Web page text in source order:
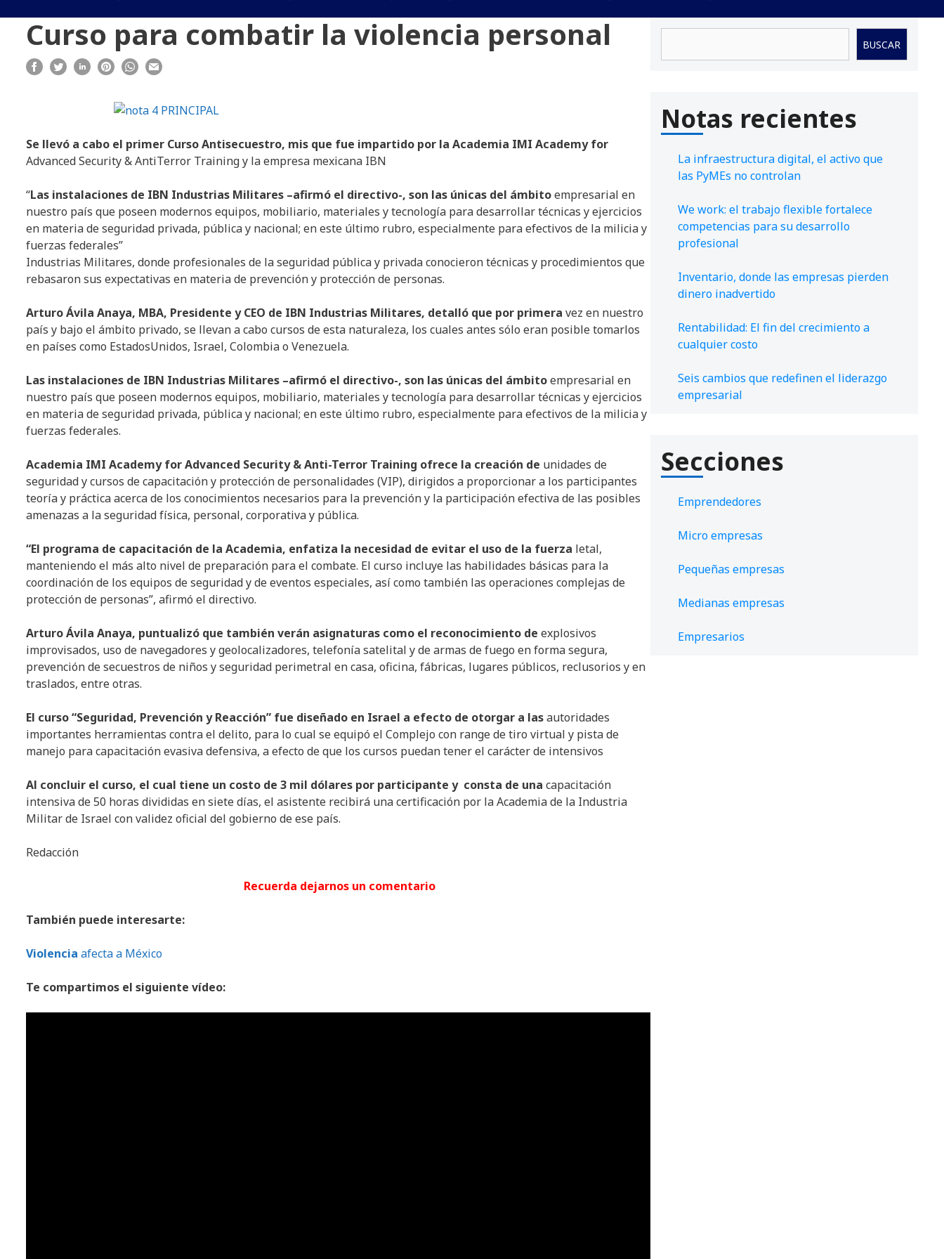
Curso para combatir la violencia personal
Se llevó a cabo el primer Curso Antisecuestro, mis que fue impartido por la Academia IMI Academy for
Advanced Security & AntiTerror Training y la empresa mexicana IBN
“Las instalaciones de IBN Industrias Militares –afirmó el directivo-, son las únicas del ámbitoempresarial en
nuestro país que poseen modernos equipos, mobiliario, materiales y tecnología para desarrollar técnicas y ejercicios
en materia de seguridad privada, pública y nacional; en este último rubro, especialmente para efectivos de la milicia y
fuerzas federales”
Industrias Militares, donde profesionales de la seguridad pública y privada conocieron técnicas y procedimientos que
rebasaron sus expectativas en materia de prevención y protección de personas.
Arturo Ávila Anaya, MBA, Presidente y CEO de IBN Industrias Militares, detalló que por primera vez en nuestro
país y bajo el ámbito privado, se llevan a cabo cursos de esta naturaleza, los cuales antes sólo eran posible tomarlos
en países como EstadosUnidos, Israel, Colombia o Venezuela.
Las instalaciones de IBN Industrias Militares –afirmó el directivo-, son las únicas del ámbitoempresarial en
nuestro país que poseen modernos equipos, mobiliario, materiales y tecnología para desarrollar técnicas y ejercicios
en materia de seguridad privada, pública y nacional; en este último rubro, especialmente para efectivos de la milicia y
fuerzas federales.
Academia IMI Academy for Advanced Security & Anti-Terror Training ofrece la creación de unidades de
seguridad y cursos de capacitación y protección de personalidades (VIP), dirigidos a proporcionar a los participantes
teoría y práctica acerca de los conocimientos necesarios para la prevención y la participación efectiva de las posibles
amenazas a la seguridad física, personal, corporativa y pública.
“El programa de capacitación de la Academia, enfatiza la necesidad de evitar el uso de la fuerza letal,
manteniendo el más alto nivel de preparación para el combate. El curso incluye las habilidades básicas para la
coordinación de los equipos de seguridad y de eventos especiales, así como también las operaciones complejas de
protección de personas”, afirmó el directivo.
Arturo Ávila Anaya, puntualizó que también verán asignaturas como el reconocimiento de explosivos
improvisados, uso de navegadores y geolocalizadores, telefonía satelital y de armas de fuego en forma segura,
prevención de secuestros de niños y seguridad perimetral en casa, oficina, fábricas, lugares públicos, reclusorios y en
traslados, entre otras.
El curso “Seguridad, Prevención y Reacción” fue diseñado en Israel a efecto de otorgar a lasautoridades
importantes herramientas contra el delito, para lo cual se equipó el Complejo con range de tiro virtual y pista de
manejo para capacitación evasiva defensiva, a efecto de que los cursos puedan tener el carácter de intensivos
Al concluir el curso, el cual tiene un costo de 3 mil dólares por participante y consta de una capacitación
intensiva de 50 horas divididas en siete días, el asistente recibirá una certificación por la Academia de la Industria
Militar de Israel con validez oficial del gobierno de ese país.
Redacción
Recuerda dejarnos un comentario
También puede interesarte:
Violencia afecta a México
Te compartimos el siguiente vídeo:
BUSCAR
Notas recientes
La infraestructura digital, el activo que
las PyMEs no controlan
We work: el trabajo flexible fortalece
competencias para su desarrollo
profesional
Inventario, donde las empresas pierden
dinero inadvertido
Rentabilidad: El fin del crecimiento a
cualquier costo
Seis cambios que redefinen el liderazgo
empresarial
Secciones
Emprendedores
Micro empresas
Pequeñas empresas
Medianas empresas
Empresarios